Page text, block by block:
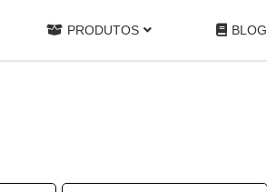
PRODUTOS BLOG